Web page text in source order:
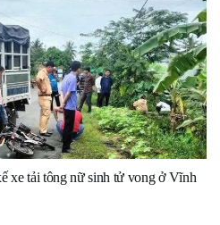
xe tải tông nữ sinh tử vong ở Vĩnh